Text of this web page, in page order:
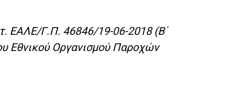
ΕΑΛΕ/Γ.Π. 46846/19-06-2018 (Β΄
Εθνικού Οργανισμού Παροχών